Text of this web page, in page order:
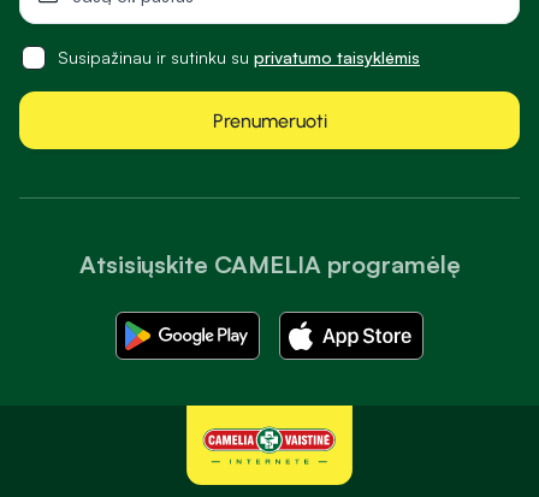
Atsisiųskite CAMELIA programėlę
Susipažinau ir sutinku su privatumo taisyklėmis
Prenumeruoti